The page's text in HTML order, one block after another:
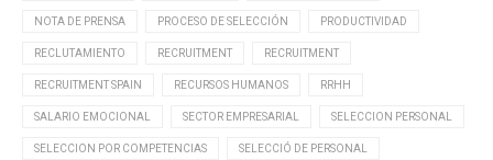
NOTA DE PRENSA PROCESO DE SELECCIÓN PRODUCTIVIDAD
RECLUTAMIENTO RECRUITMENT RECRUITMENT
RECRUITMENT SPAIN RECURSOS HUMANOS RRHH
SALARIO EMOCIONAL SECTOR EMPRESARIAL SELECCION PERSONAL
SELECCION POR COMPETENCIAS SELECCIÓ DE PERSONAL